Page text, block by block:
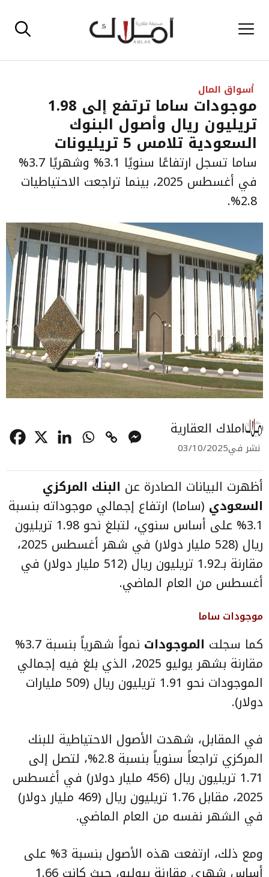
إلى القائمة
أسواق المال
موجودات ساما ترتفع إلى 1.98
تريليون ريال وأصول البنوك
السعودية تلامس 5 تريليونات
ساما تسجل ارتفاعًا سنويًا 3.1% وشهريًا 3.7%
في أغسطس 2025، بينما تراجعت الاحتياطيات
2.8%.
املاك العقارية
نشر في03/10/2025
أظهرت البيانات الصادرة عن البنك المركزي
السعودي (ساما) ارتفاع إجمالي موجوداته بنسبة
3.1% على أساس سنوي، لتبلغ نحو 1.98 تريليون
ريال (528 مليار دولار) في شهر أغسطس 2025،
مقارنة بـ1.92 تريليون ريال (512 مليار دولار) في
أغسطس من العام الماضي.
موجودات ساما
كما سجلت الموجودات
نمواً شهرياً بنسبة 3.7%
مقارنة بشهر يوليو 2025، الذي بلغ فيه إجمالي
الموجودات نحو 1.91 تريليون ريال (509 مليارات
دولار).
في المقابل، شهدت الأصول الاحتياطية للبنك
المركزي تراجعاً سنوياً بنسبة 2.8%، لتصل إلى
1.71 تريليون ريال (456 مليار دولار) في أغسطس
2025، مقابل 1.76 تريليون ريال (469 مليار دولار)
في الشهر نفسه من العام الماضي.
ومع ذلك، ارتفعت هذه الأصول بنسبة 3% على